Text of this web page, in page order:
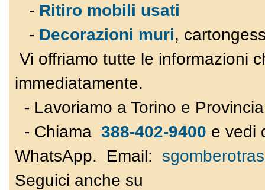
- Ritiro mobili usati
- Decorazioni muri,
Vi offriamo tutte le informazioni
immediatamente.
- Lavoriamo a Torino e
- Chiama 388-402-9400 e vedi
WhatsApp. Email:
Seguici anche su